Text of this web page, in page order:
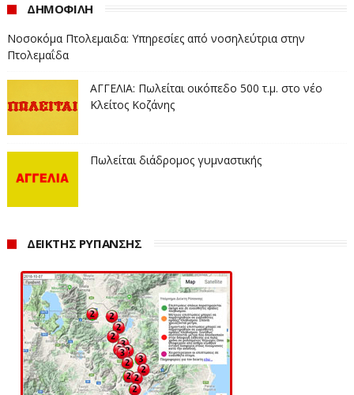
ΔΗΜΟΦΙΛΗ
Νοσοκόμα Πτολεμαιδα: Υπηρεσίες από νοσηλεύτρια στην
Πτολεμαΐδα
ΑΓΓΕΛΙΑ: Πωλείται οικόπεδο 500 τ.μ. στο νέο
Κλείτος Κοζάνης
Πωλείται διάδρομος γυμναστικής
ΔΕΙΚΤΗΣ ΡΥΠΑΝΣΗΣ